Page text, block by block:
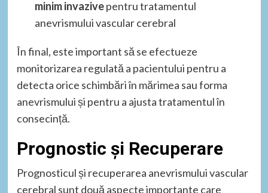
minim invazivepentru tratamentul
anevrismului vascular cerebral
În final, este important să se efectueze
monitorizarea regulată a pacientului pentru a
detecta orice schimbări în mărimea sau forma
anevrismului și pentru a ajusta tratamentul în
consecință.
Prognostic și Recuperare
Prognosticul și recuperarea anevrismului vascular
cerebral sunt două aspecte importante care